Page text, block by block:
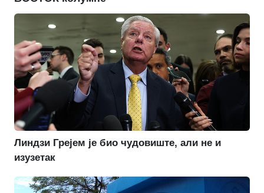
Линдзи Грејем је био чудовиште, али не и
изузетак